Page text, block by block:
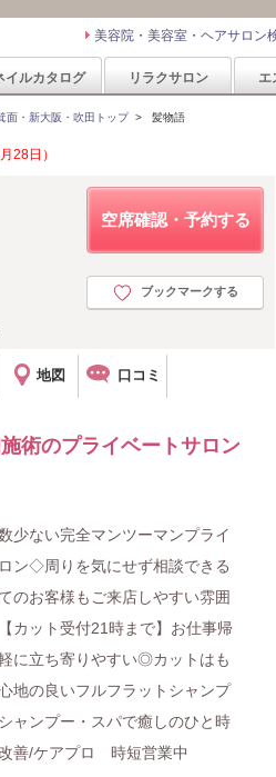
美容院・美容室・ヘアサロン
イルカタログ リラクサロン エ
面・新大阪・吹田トップ> 髪物語
28日）
空席確認・予約する
ブックマークする
地図 口コミ
術のプライベートサロン
少ない完全マンツーマンプライ
ン◇周りを気にせず相談できる
のお客様もご来店しやすい雰囲
カット受付21時まで】お仕事帰
に立ち寄りやすい◎カットはも
地の良いフルフラットシャンプ
ャンプー・スパで癒しのひと時
善/ケアプロ 時短営業中